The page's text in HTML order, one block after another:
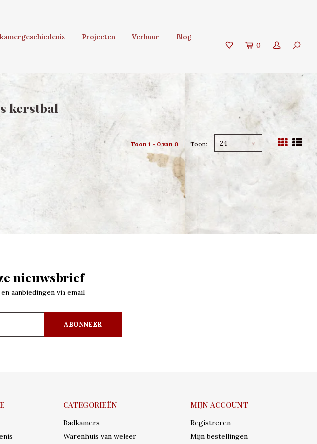
Projecten Verhuur
Blog
0
kerstbal
Toon 1 - 0 van 0 Toon: 24
nieuwsbrief
aanbiedingen via email
ABONNEER
CATEGORIEËN
Badkamers
Warenhuis van weleer
MIJN ACCOUNT
Registreren
Mijn bestellingen